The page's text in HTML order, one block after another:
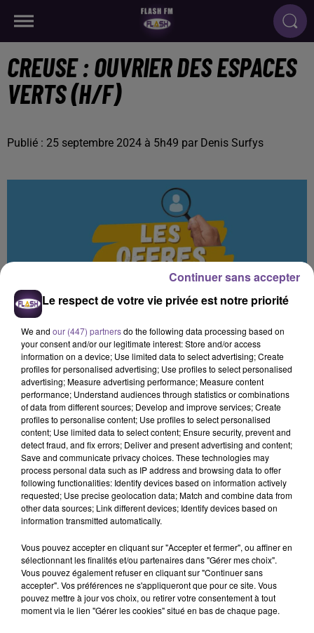
CREUSE : OUVRIER DES ESPACES
VERTS (H/F)
Publié : 25 septembre 2024 à 5h49 par Denis Surfys
À Dun-le-Palestel, une entreprise
recherche un ouvrier des espaces verts
(H/F).
À Dun-le-Palestel, une entreprise recherche un ouvrier des
espaces verts (H/F). Vos missions : entretien des espaces
verts (tonte, débroussailleuse, taille …), petite maçonnerie
(clôture, portail, dalles terrasse). Primes de panier si
déplacements. Vous bénéficiez de la mutuelle de l’entreprise.
Chantiers essentiellement autour du canton de Dun-le-
Palestel. Poste à temps plein du lundi au vendredi.
Le respect de votre vie privée est notre priorité
We and our (447) partnersdo the following data processing based on
your consent and/or our legitimate interest: Store and/or access
information on a device; Use limited data to select advertising; Create
profiles for personalised advertising; Use profiles to select personalised
advertising; Measure advertising performance; Measure content
performance; Understand audiences through statistics or combinations
of data from different sources; Develop and improve services; Create
profiles to personalise content; Use profiles to select personalised
content; Use limited data to select content; Ensure security, prevent and
detect fraud, and fix errors; Deliver and present advertising and content;
Save and communicate privacy choices. These technologies may
process personal data such as IP address and browsing data to offer
following functionalities: Identify devices based on information actively
requested; Use precise geolocation data; Match and combine data from
other data sources; Link different devices; Identify devices based on
information transmitted automatically.
Vous pouvez accepter en cliquant sur "Accepter et fermer", ou affiner en
sélectionnant les finalités et/ou partenaires dans "Gérer mes choix".
Vous pouvez également refuser en cliquant sur "Continuer sans
accepter". Vos préférences ne s'appliqueront que pour ce site. Vous
pouvez mettre à jour vos choix, ou retirer votre consentement à tout
moment via le lien "Gérer les cookies" situé en bas de chaque page.
Continuer sans accepter